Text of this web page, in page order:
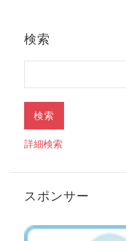
検索
詳細検索
スポンサー